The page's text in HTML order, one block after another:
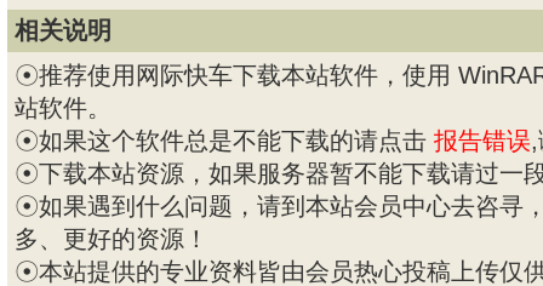
相关说明
☉推荐使用网际快车下载本站软件，使用
站软件。
☉如果这个软件总是不能下载的请点击 报告错误
☉下载本站资源，如果服务器暂不能下载请过一
☉如果遇到什么问题，请到本站会员中心去咨寻
多、更好的资源！
☉本站提供的专业资料皆由会员热心投稿上传仅